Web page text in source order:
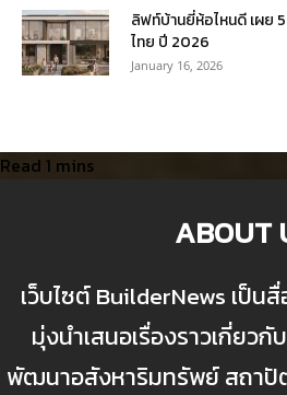
ลิฟท์บ้านยี่ห้อไหนดี เผย
ไทย ปี 2026
January 16, 2026
ABOUT
เว็บไซต์ BuilderNews เป็น
มุ่งนำเสนอเรื่องราวเกี่ยว
พัฒนาอสังหาริมทรัพย์ สถาปั